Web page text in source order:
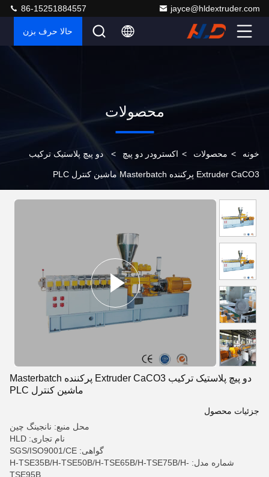
jayce@hldextruder.com
86-15251884557
حالا حرف بزن
محصولات
خونه > محصولات > اکسترودر دو پیچ > دو پیچ پلاستیک ترکیب
Extruder CaCO3 پرکننده Masterbatch ماشین کنترل PLC
دو پیچ پلاستیک ترکیب Extruder CaCO3 پرکننده Masterbatch
ماشین کنترل PLC
جزئیات محصول
محل منبع: نانجینگ چین
نام تجاری: HLD
گواهی: SGS/ISO9001/CE
شماره مدل: H-TSE35B/H-TSE50B/H-TSE65B/H-TSE75B/H-
TSE95B